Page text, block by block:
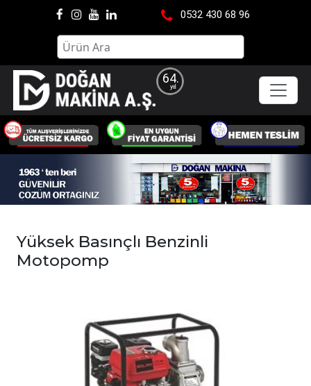
0532 430 68 96
64.
Yüksek Basınçlı Benzinli
Motopomp